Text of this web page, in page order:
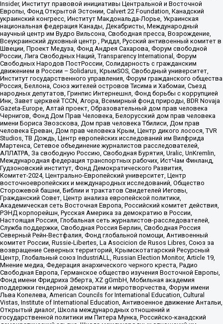
Insider, Институт правовой инициативы Центральной и Восточной
Европы, Фонд Открытой Эстонии, Calvert 22 Foundation, Канадский
украинский конгресс, Институт Макдональда-Лорье, Украинская
национальная федерация Канады, Декабристы, Международный
научный центр им Вудро Вильсона, Свободная пресса, Возрождение,
Всеукраинский духовный центр , Риддл, Русский антивоенный комитет в
Швеции, Проект Медуза, Фонд Андрея Сахарова, Форум свободной
России, Лига Свободных Наций, Transparеncy International, Форум
Свободных Народов ПостРоссии, Солидарность с гражданским
движением в России – Solidarus, КрымSOS, Свободный университет,
Институт государственного управления, Форум гражданского общества
Россия, Беллона, Союз жителей островов Тисима и Хабомаи, Съезд
народных депутатов, Гринпис Интернешнл, Фонд борьбы с коррупцией
Инк, Завет церквей TCCN, Агора, Всемирный фонд природы, BDR Novaja
Gazeta-Europe, Алтай проект, Образовательный дом прав человека
Чернигов, Фонд Дом Прав Человека, Белорусский дом прав человека
имени Бориса Звозскова, Дом прав человека Тбилиси, Дом прав
человека Ереван, Дом прав человека Крым, Центр дикого лосося, TVR
Studios, ТВ Дождь, Центр европейских исследований им Вилфрида
Мартенса, Сетевое объединение журналистов расследователей,
АЛЛАТРА, За свободную Россию, Свободная Бурятия, Uralic, UnKremlin,
Международная федерация транспортных рабочих, ИстЧам Финланд,
Гудзоновский институт, Фонд Демократического Развития,
Комитет-2024, Центрально-Европейский университет, Центр
восточноевропейских и международных исследований, Общество
Сторожевой башни, Библии и трактатов Свидетелей Иеговы,
Гражданский Совет, Центр анализа европейской политики,
Академическая сеть Восточная Европа, Российский комитет действия,
РЭНД корпорейшн, Русская Америка за демократию в России,
Настоящая Россия, Глобальная сеть журналистов-расследователей,
Служба поддержки, Свободная Россия Берлин, Свободная Россия
Северный Рейн-Вестфалия, Фонд глобальной помощи, Антивоенный
комитет России, Russie-Libertes, La Asocicion de Rusos Libres, Союз за
возвращение Северных территорий, Крымскотатарский Ресурсный
Центр, Глобальный союз IndustriALL, Russian Election Monitor, Article 19,
Мнение медиа, Федерация анархического черного креста, Радио
Свободная Европа, Германское общество изучения Восточной Европы,
Фонд имени Фридриха Эберта, XZ gGmbH, Мобильная академия
поддержки гендерной демократии и миротворчества, Форум имени
Льва Копелева, American Councils for International Education, Cultural
Vistas, Institute of International Education, Антивоенное движение Антальи,
Открытый диалог, Школа международных отношений и
государственной политики им Питера Мунка, Российско-канадский